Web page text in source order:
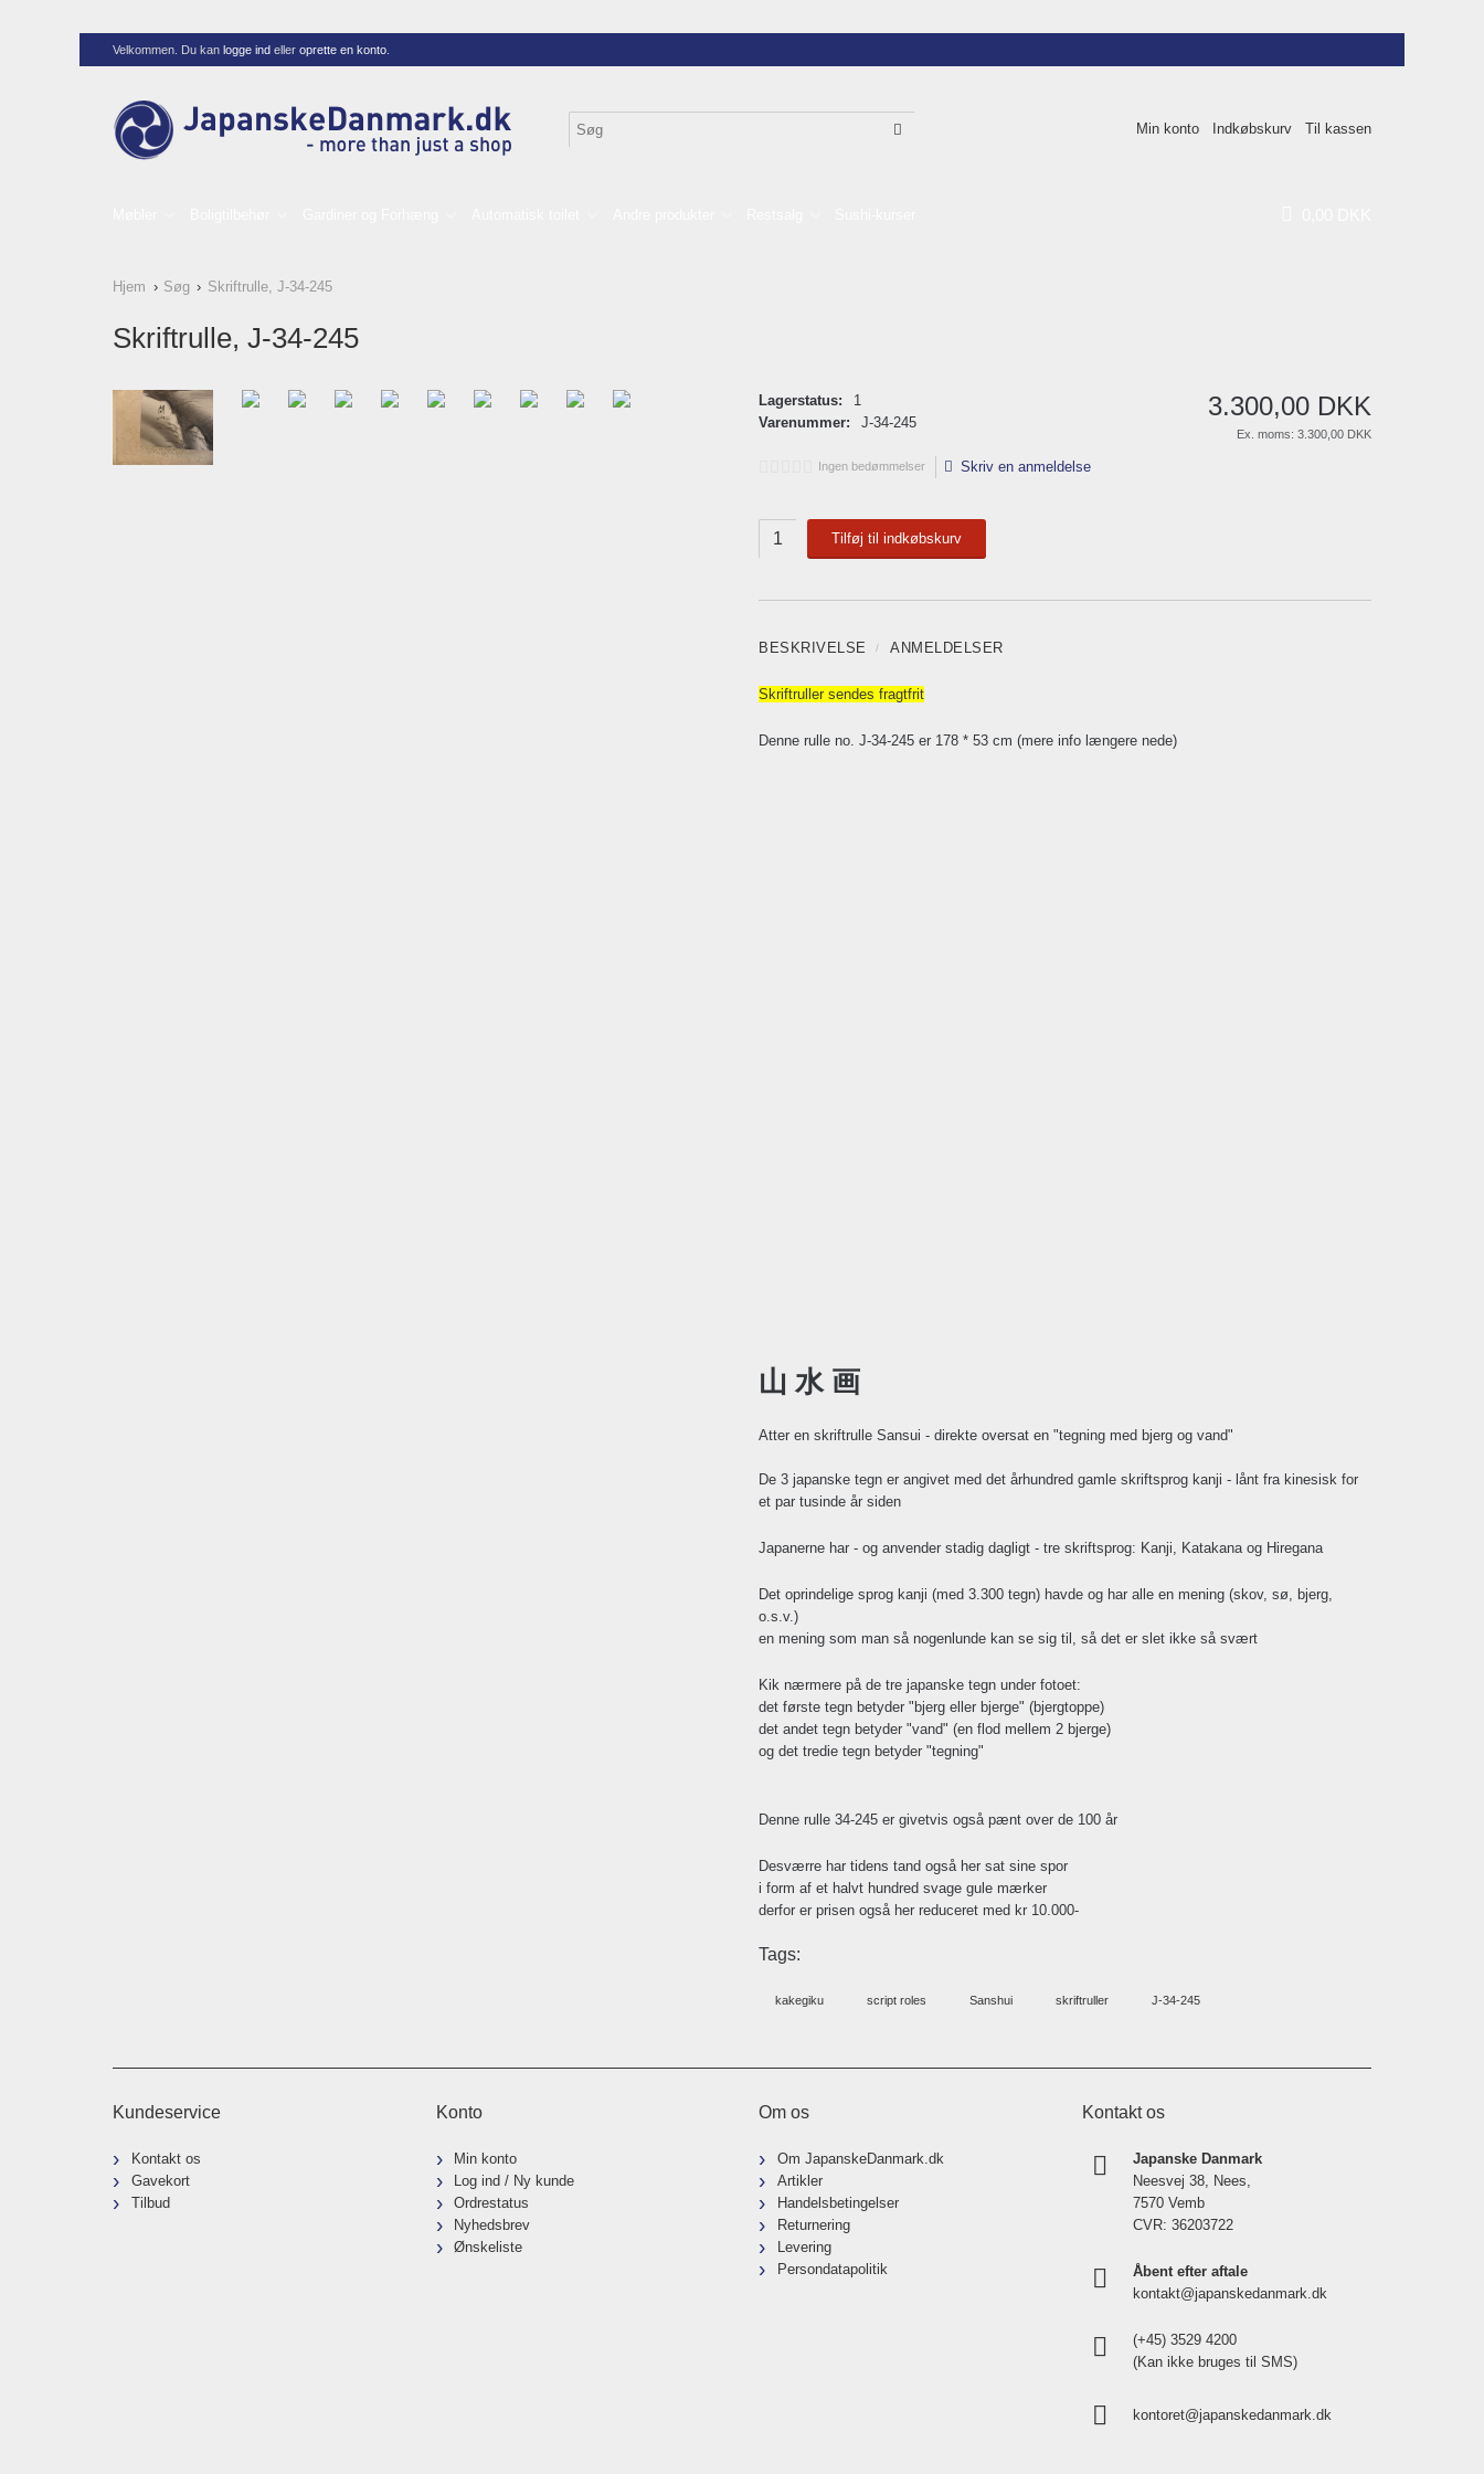
Velkommen. Du kan logge ind eller oprette en konto
Min konto Indkøbskurv Til kassen
Hjem Søg Skriftrulle, J-34-245
Skriftrulle, J-34-245
3.300,00 DKK
Ex. moms: 3.300,00 DKK
Lagerstatus:
1
Varenummer:
J-34-245
Ingen bedømmelser Skriv en anmeldelse
Tilføj til indkøbskurv
BESKRIVELSE ANMELDELSER
Skriftruller sendes fragtfrit
Denne rulle no. J-34-245 er 178 * 53 cm (mere info længere nede)
山 水 画
Atter en skriftrulle Sansui - direkte oversat en "tegning med bjerg og vand"
De 3 japanske tegn er angivet med det århundred gamle skriftsprog kanji - lånt fra kinesisk for
et par tusinde år siden
Japanerne har - og anvender stadig dagligt - tre skriftsprog: Kanji, Katakana og Hiregana
Det oprindelige sprog kanji (med 3.300 tegn) havde og har alle en mening (skov, sø, bjerg,
o.s.v.)
en mening som man så nogenlunde kan se sig til, så det er slet ikke så svært
Kik nærmere på de tre japanske tegn under fotoet:
det første tegn betyder "bjerg eller bjerge" (bjergtoppe)
det andet tegn betyder "vand" (en flod mellem 2 bjerge)
og det tredie tegn betyder "tegning"
Denne rulle 34-245 er givetvis også pænt over de 100 år
Desværre har tidens tand også her sat sine spor
i form af et halvt hundred svage gule mærker
derfor er prisen også her reduceret med kr 10.000-
Tags:
kakegiku script roles Sanshui skriftruller J-34-245
Kundeservice
Kontakt os
Gavekort
Tilbud
Konto
Min konto
Log ind / Ny kunde
Ordrestatus
Nyhedsbrev
Ønskeliste
Om os
Om JapanskeDanmark.dk
Artikler
Handelsbetingelser
Returnering
Levering
Persondatapolitik
Kontakt os
Japanske Danmark
Neesvej 38, Nees,
7570 Vemb
CVR: 36203722
Åbent efter aftale
kontakt@japanskedanmark.dk
(+45) 3529 4200
(Kan ikke bruges til SMS)
kontoret@japanskedanmark.dk